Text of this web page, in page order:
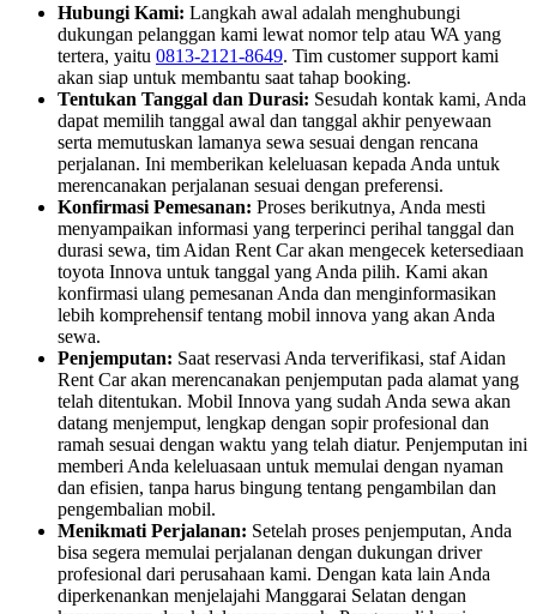
Hubungi Kami: Langkah awal adalah menghubungi
dukungan pelanggan kami lewat nomor telp atau WA yang
tertera, yaitu 0813-2121-8649. Tim customer support kami
akan siap untuk membantu saat tahap booking.
Tentukan Tanggal dan Durasi: Sesudah kontak kami, Anda
dapat memilih tanggal awal dan tanggal akhir penyewaan
serta memutuskan lamanya sewa sesuai dengan rencana
perjalanan. Ini memberikan keleluasan kepada Anda untuk
merencanakan perjalanan sesuai dengan preferensi.
Konfirmasi Pemesanan: Proses berikutnya, Anda mesti
menyampaikan informasi yang terperinci perihal tanggal dan
durasi sewa, tim Aidan Rent Car akan mengecek ketersediaan
toyota Innova untuk tanggal yang Anda pilih. Kami akan
konfirmasi ulang pemesanan Anda dan menginformasikan
lebih komprehensif tentang mobil innova yang akan Anda
sewa.
Penjemputan: Saat reservasi Anda terverifikasi, staf Aidan
Rent Car akan merencanakan penjemputan pada alamat yang
telah ditentukan. Mobil Innova yang sudah Anda sewa akan
datang menjemput, lengkap dengan sopir profesional dan
ramah sesuai dengan waktu yang telah diatur. Penjemputan ini
memberi Anda keleluasaan untuk memulai dengan nyaman
dan efisien, tanpa harus bingung tentang pengambilan dan
pengembalian mobil.
Menikmati Perjalanan: Setelah proses penjemputan, Anda
bisa segera memulai perjalanan dengan dukungan driver
profesional dari perusahaan kami. Dengan kata lain Anda
diperkenankan menjelajahi Manggarai Selatan dengan